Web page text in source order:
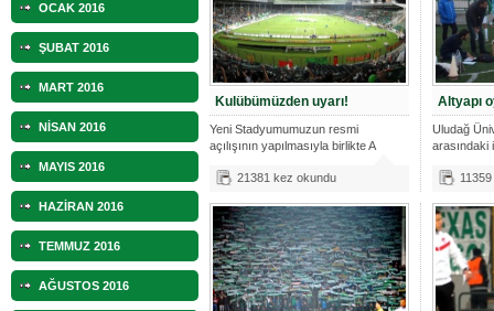
OCAK 2016
ŞUBAT 2016
MART 2016
NİSAN 2016
MAYIS 2016
HAZİRAN 2016
TEMMUZ 2016
AĞUSTOS 2016
Kulübümüzden uyarı!
Yeni Stadyumumuzun resmi
açılışının yapılmasıyla birlikte A
21381 kez okundu
Altyapı
Uludağ
arasındaki